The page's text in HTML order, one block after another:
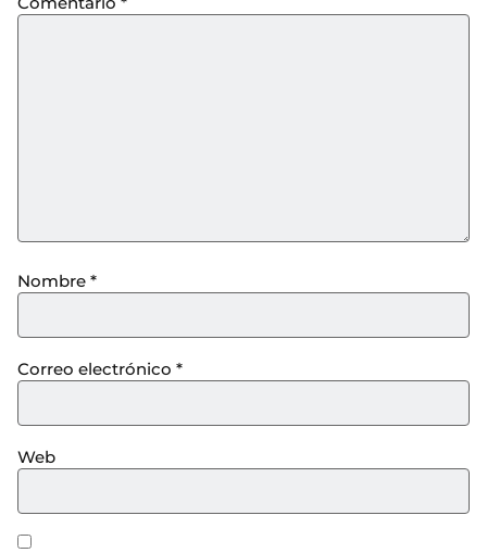
Nombre *
Correo electrónico *
Web